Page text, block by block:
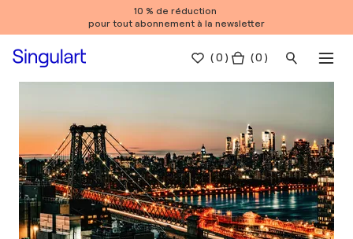
10 % de réduction
pour tout abonnement à la newsletter
(0 ) ( 0 )